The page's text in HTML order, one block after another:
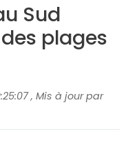
Sud
plages
, Mis à jour par